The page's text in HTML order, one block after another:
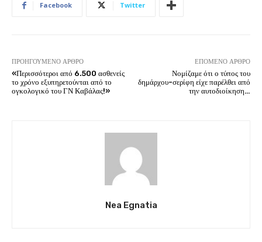
Facebook Twitter
ΠΡΟΗΓΟΎΜΕΝΟ ΆΡΘΡΟ
«Περισσότεροι από 6.500 ασθενείς
το χρόνο εξυπηρετούνται από το
ογκολογικό του ΓΝ Καβάλας!»
ΕΠΌΜΕΝΟ ΆΡΘΡΟ
Νομίζαμε ότι ο τύπος του
δημάρχου-σερίφη είχε παρέλθει από
την αυτοδιοίκηση…
Nea Egnatia